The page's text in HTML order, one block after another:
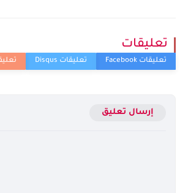
تعليقات
إرسال تعليق